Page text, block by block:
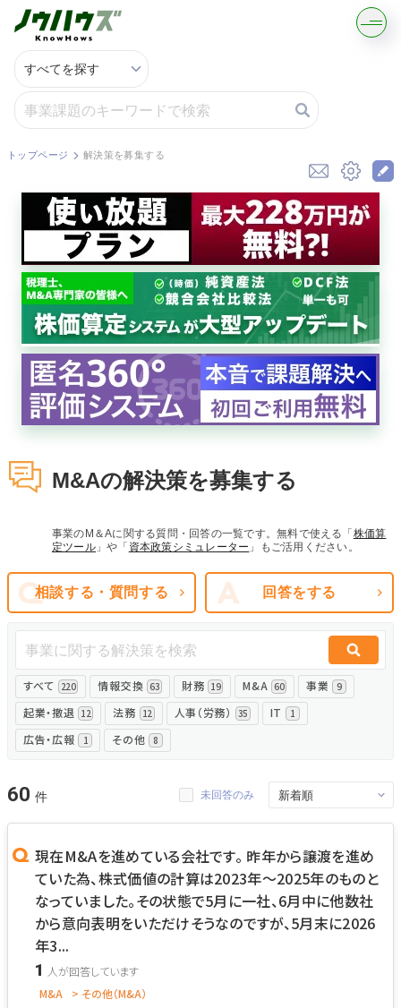
記事・コラムを読む
解決策を募集する
知識を買う／売る
契約書ひな型を探す
専門家に電話する
無料で株価を算定
資本政策を無料でお試し
無料でアンケート
匿名360°評価
ちょこっと相談とは？
新規会員登録
ログイン
トップページ 解決策を募集する
M&Aの解決策を募集する
事業のM＆Aに関する質問・回答の一覧です。無料で使える「 株価算
定ツール」や「 資本政策シミュレーター 」もご活用ください。
相談する・質問する 回答をする
すべて 220 情報交換 63 財務 19 M&A 60 事業 9
起業・撤退 12 法務 12 人事（労務） 35 IT 1
広告・広報 1 その他 8
60 未回答のみ
現在M&Aを進めている会社です。 昨年から譲渡を進め
ていた為、株式価値の計算は2023年～2025年のものと
なっていました。その状態で5月に一社、6月中に他数社
から意向表明をいただけそうなのですが、5月末に2026
年3...
1
M&A > その他（M&A）